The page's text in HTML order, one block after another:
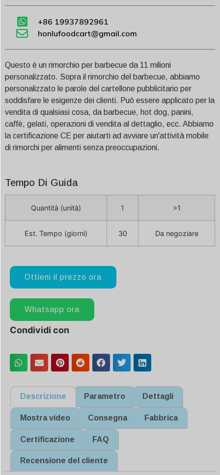
+86 19937892961
honlufoodcart@gmail.com
Questo è un rimorchio per barbecue da 11 milioni
personalizzato. Sopra il rimorchio del barbecue, abbiamo
personalizzato le parole del cartellone pubblicitario per
soddisfare le esigenze dei clienti. Può essere applicato per la
vendita di qualsiasi cosa, da barbecue, hot dog, panini,
caffè, gelati, operazioni di vendita al dettaglio, ecc. Abbiamo
la certificazione CE per aiutarti ad avviare un'attività mobile
di rimorchi per alimenti senza preoccupazioni.
Tempo Di Guida
Quantità (unità) 1 >1
Est. Tempo (giorni) 30 Da negoziare
Ottieni il prezzo ora
Whatsapp ora
Condividi con
Descrizione Parametro Dettagli
Mostra video Consegna Fabbrica
Certificazione FAQ
Recensione del cliente